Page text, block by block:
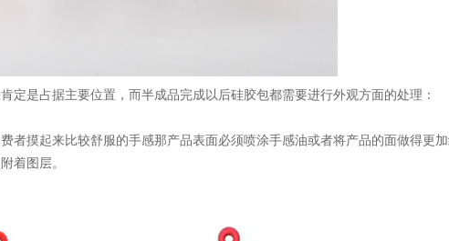
定是占据主要位置，而半成品完成以后硅胶包都需要进行外观方面的处理：
者摸起来比较舒服的手感那产品表面必须喷涂手感油或者将产品的面做得更
着图层。